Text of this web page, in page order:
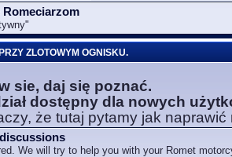
Romeciarzom
ZLOTOWYM OGNISKU.
sie, daj się poznać.
dostępny dla nowych
że tutaj pytamy jak naprawić
We will try to help you with your Romet